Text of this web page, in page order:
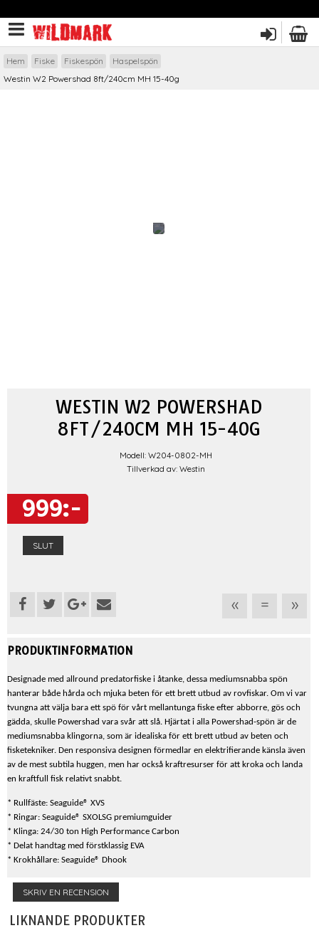
Hem Fiske Fiskespön
Haspelspön
Westin W2 Powershad 8ft/240cm MH 15-40g
WESTIN W2 POWERSHAD
8FT/240CM MH 15-40G
Modell: W204-0802-MH
Tillverkad av: Westin
999:-
SLUT
« = »
PRODUKTINFORMATION
Designade med allround predatorfiske i åtanke, dessa mediumsnabba spön
hanterar både hårda och mjuka beten för ett brett utbud av rovfiskar. Om vi var
tvungna att välja bara ett spö för vårt mellantunga fiske efter abborre, gös och
gädda, skulle Powershad vara svår att slå. Hjärtat i alla Powershad-spön är de
mediumsnabba klingorna, som är idealiska för ett brett utbud av beten och
fisketekniker. Den responsiva designen förmedlar en elektrifierande känsla även
av de mest subtila huggen, men har också kraftresurser för att kroka och landa
en kraftfull fisk relativt snabbt.
* Rullfäste: Seaguide® XVS
* Ringar: Seaguide® SXOLSG premiumguider
* Klinga: 24/30 ton High Performance Carbon
* Delat handtag med förstklassig EVA
* Krokhållare: Seaguide® Dhook
SKRIV EN RECENSION
LIKNANDE PRODUKTER